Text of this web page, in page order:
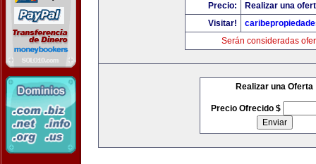
Precio:
Realizar una
Visitar!
Serán consideradas
Realizar una Oferta
Precio Ofrecido $